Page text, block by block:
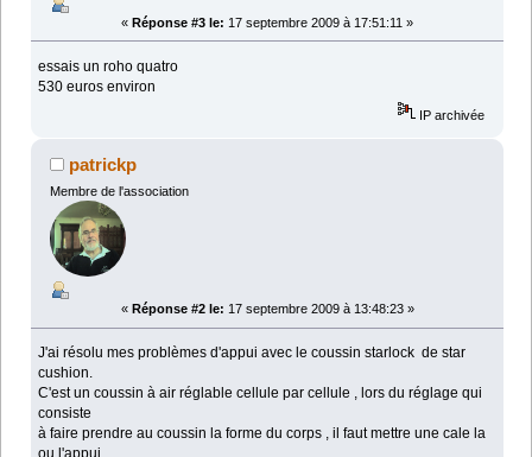
« Réponse #3 le: 17 septembre 2009 à 17:51:11 »
essais un roho quatro
530 euros environ
IP archivée
patrickp
Membre de l'association
« Réponse #2 le: 17 septembre 2009 à 13:48:23 »
J'ai résolu mes problèmes d'appui avec le coussin starlock de star
cushion.
C'est un coussin à air réglable cellule par cellule , lors du réglage qui
consiste
à faire prendre au coussin la forme du corps , il faut mettre une cale la
ou l'appui